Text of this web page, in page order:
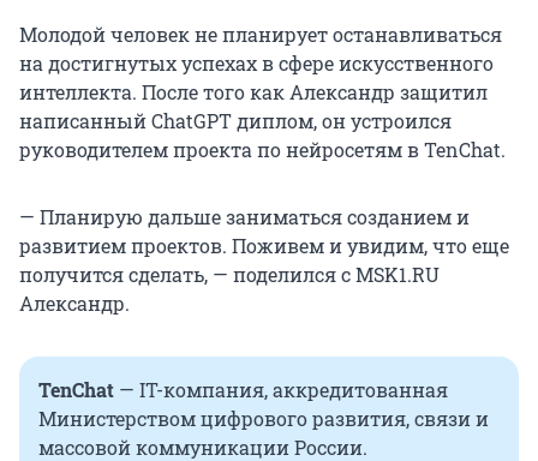
Молодой человек не планирует останавливаться
на достигнутых успехах в сфере искусственного
интеллекта. После того как Александр защитил
написанный ChatGPT диплом, он устроился
руководителем проекта по нейросетям в TenChat.
— Планирую дальше заниматься созданием и
развитием проектов. Поживем и увидим, что еще
получится сделать, — поделился с MSK1.RU
Александр.
TenChat — IT-компания, аккредитованная
Министерством цифрового развития, связи и
массовой коммуникации России.